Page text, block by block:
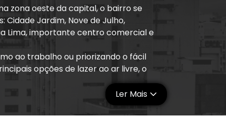
zona oeste da capital, o bairro se
Jardim, Nove de Julho,
Lima, importante centro comercial e
ao trabalho ou priorizando o fácil
opções de lazer ao ar livre, o
do Itaim Bibi símbolo da gastronomia
Ler Mais